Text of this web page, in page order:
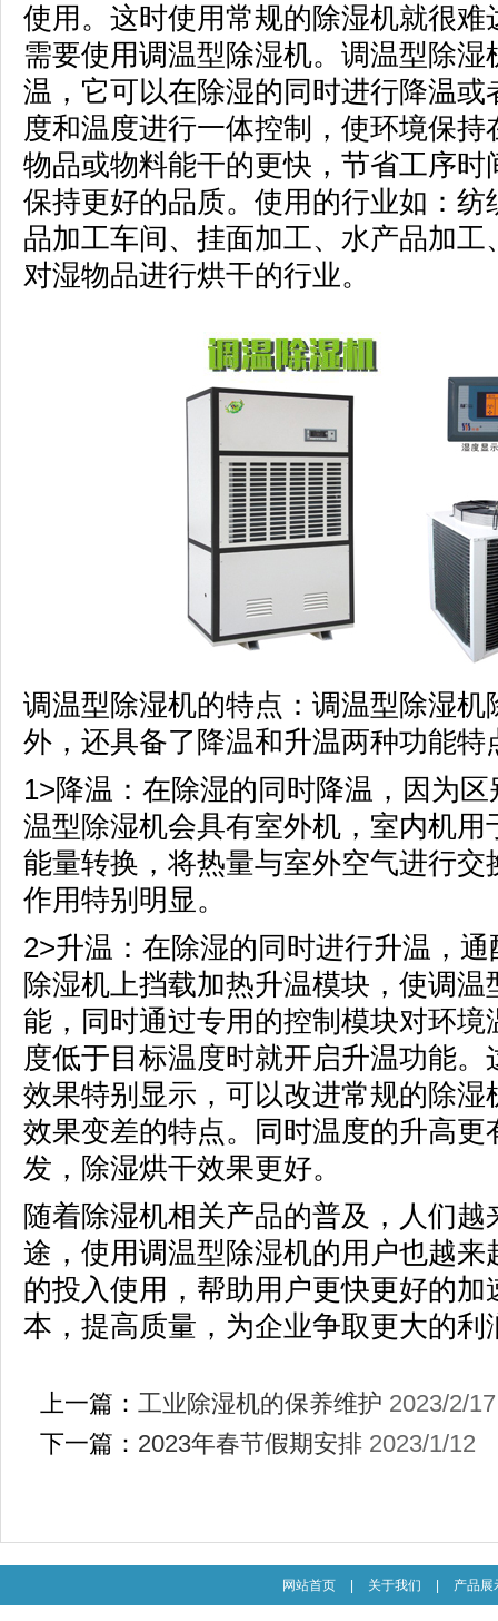
使用。这时使用常规的除湿机就很
需要使用调温型除湿机。调温型除
温，它可以在除湿的同时进行降温
度和温度进行一体控制，使环境保
物品或物料能干的更快，节省工序
保持更好的品质。使用的行业如：
品加工车间、挂面加工、水产品加
对湿物品进行烘干的行业。
调温型除湿机的特点：调温型除湿
外，还具备了降温和升温两种功能特
1>降温：在除湿的同时降温，因为
温型除湿机会具有室外机，室内机
能量转换，将热量与室外空气进行
作用特别明显。
2>升温：在除湿的同时进行升温，
除湿机上挡载加热升温模块，使调
能，同时通过专用的控制模块对环
度低于目标温度时就开启升温功能
效果特别显示，可以改进常规的除
效果变差的特点。同时温度的升高
发，除湿烘干效果更好。
随着除湿机相关产品的普及，人们
途，使用调温型除湿机的用户也越
的投入使用，帮助用户更快更好的
本，提高质量，为企业争取更大的利
上一篇： 工业除湿机的保养维护 2023/2/17
下一篇： 2023年春节假期安排 2023/1/12
网站首页 关于我们 产品展